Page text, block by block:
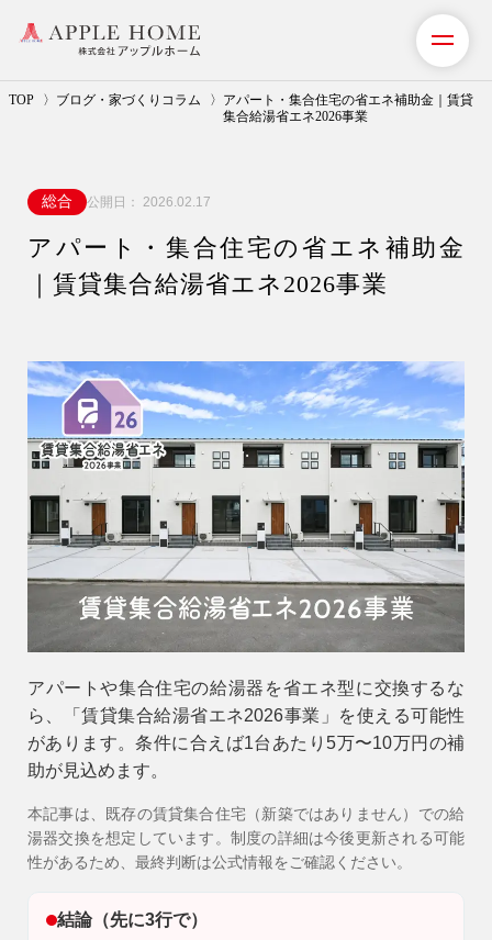
TOP ブログ・家づくりコラム
アパート・集合住宅の省エネ補助金｜賃貸
集合給湯省エネ2026事業
総合 公開日： 2026.02.17
アパート・集合住宅の省エネ補助金
｜賃貸集合給湯省エネ2026事業
アパートや集合住宅の給湯器を省エネ型に交換するな
ら、「賃貸集合給湯省エネ2026事業」を使える可能性
があります。条件に合えば1台あたり5万〜10万円の補
助が見込めます。
本記事は、既存の賃貸集合住宅（新築ではありません）での給
湯器交換を想定しています。制度の詳細は今後更新される可能
性があるため、最終判断は公式情報をご確認ください。
結論（先に3行で）
事業紹介（注文住宅）
リフォーム・リノベーション
土地探しサポート
ショールーム・モデルハウス
施工事例・お客様の声
会社情報
会社概要
スタッフ紹介
ブログ・家づくりコラム
イベント